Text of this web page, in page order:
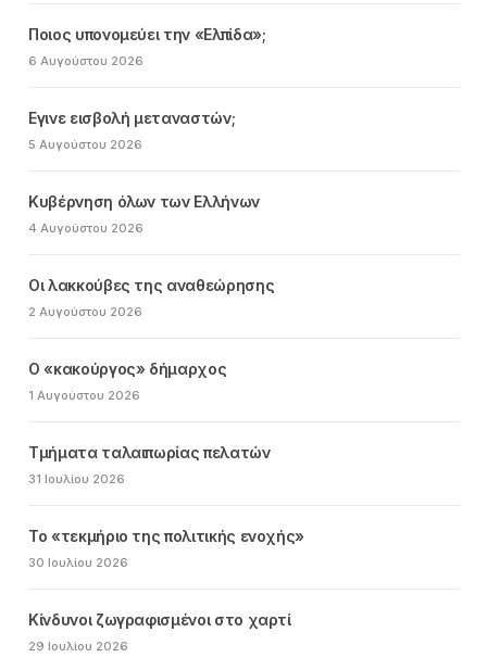
Ποιος υπονομεύει την «Ελπίδα»;
6 Αυγούστου 2026
Εγινε εισβολή μεταναστών;
5 Αυγούστου 2026
Κυβέρνηση όλων των Ελλήνων
4 Αυγούστου 2026
Οι λακκούβες της αναθεώρησης
2 Αυγούστου 2026
Ο «κακούργος» δήμαρχος
1 Αυγούστου 2026
Τμήματα ταλαιπωρίας πελατών
31 Ιουλίου 2026
Το «τεκμήριο της πολιτικής ενοχής»
30 Ιουλίου 2026
Κίνδυνοι ζωγραφισμένοι στο χαρτί
29 Ιουλίου 2026